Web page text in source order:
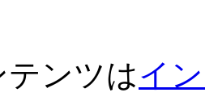
ンツはイ